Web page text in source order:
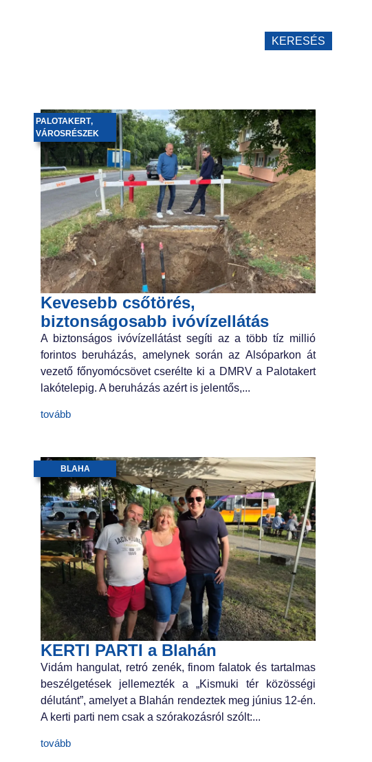
KERESÉS
Kevesebb csőtörés,
biztonságosabb ivóvízellátás
PALOTAKERT,
VÁROSRÉSZEK
A biztonságos ivóvízellátást segíti az a több tíz millió
forintos beruházás, amelynek során az Alsóparkon át
vezető főnyomócsövet cserélte ki a DMRV a Palotakert
lakótelepig. A beruházás azért is jelentős,...
tovább
KERTI PARTI a Blahán
BLAHA
Vidám hangulat, retró zenék, finom falatok és tartalmas
beszélgetések jellemezték a „Kismuki tér közösségi
délutánt”, amelyet a Blahán rendeztek meg június 12-én.
A kerti parti nem csak a szórakozásról szólt:...
tovább